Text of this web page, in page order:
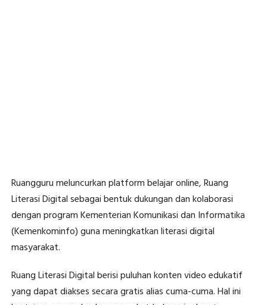
Ruangguru meluncurkan platform belajar online, Ruang
Literasi Digital sebagai bentuk dukungan dan kolaborasi
dengan program Kementerian Komunikasi dan Informatika
(Kemenkominfo) guna meningkatkan literasi digital
masyarakat.
Ruang Literasi Digital berisi puluhan konten video edukatif
yang dapat diakses secara gratis alias cuma-cuma. Hal ini